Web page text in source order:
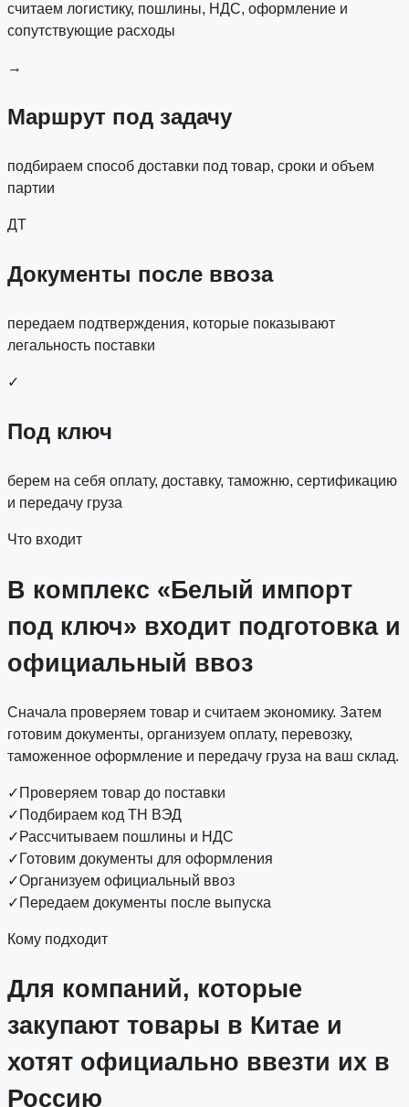
считаем логистику, пошлины, НДС, оформление и
сопутствующие расходы
→
Маршрут под задачу
подбираем способ доставки под товар, сроки и объем
партии
ДТ
Документы после ввоза
передаем подтверждения, которые показывают
легальность поставки
✓
Под ключ
берем на себя оплату, доставку, таможню, сертификацию
и передачу груза
Что входит
В комплекс «Белый импорт
под ключ» входит подготовка и
официальный ввоз
Сначала проверяем товар и считаем экономику. Затем
готовим документы, организуем оплату, перевозку,
таможенное оформление и передачу груза на ваш склад.
✓ Проверяем товар до поставки
✓ Подбираем код ТН ВЭД
✓ Рассчитываем пошлины и НДС
✓ Готовим документы для оформления
✓Организуем официальный ввоз
✓ Передаем документы после выпуска
Кому подходит
Для компаний, которые
закупают товары в Китае и
хотят официально ввезти их в
Россию